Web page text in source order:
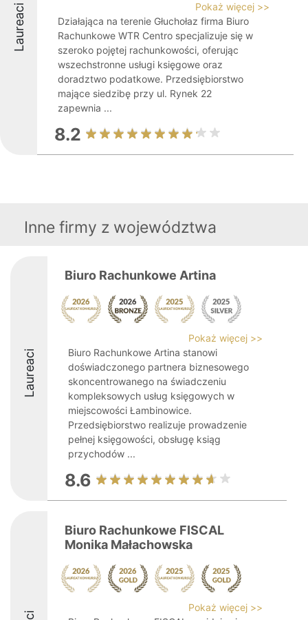
Laureaci
Pokaż więcej >>
Działająca na terenie Głuchołaz firma Biuro
Rachunkowe WTR Centro specjalizuje się w
szeroko pojętej rachunkowości, oferując
wszechstronne usługi księgowe oraz
doradztwo podatkowe. Przedsiębiorstwo
mające siedzibę przy ul. Rynek 22
zapewnia ...
8.2
Inne firmy z województwa
Laureaci
Biuro Rachunkowe Artina
Pokaż więcej >>
Biuro Rachunkowe Artina stanowi
doświadczonego partnera biznesowego
skoncentrowanego na świadczeniu
kompleksowych usług księgowych w
miejscowości Łambinowice.
Przedsiębiorstwo realizuje prowadzenie
pełnej księgowości, obsługę ksiąg
przychodów ...
8.6
Biuro Rachunkowe FISCAL
Monika Małachowska
Pokaż więcej >>